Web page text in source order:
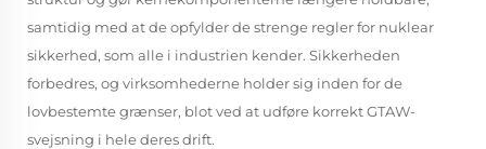
samtidig med at de opfylder de strenge regler for nuklear
sikkerhed, som alle i industrien kender. Sikkerheden
forbedres, og virksomhederne holder sig inden for de
lovbestemte grænser, blot ved at udføre korrekt GTAW-
svejsning i hele deres drift.